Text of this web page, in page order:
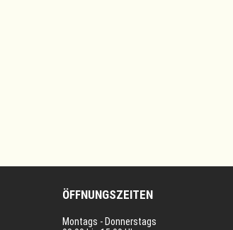
ÖFFNUNGSZEITEN
Montags - Donnerstags